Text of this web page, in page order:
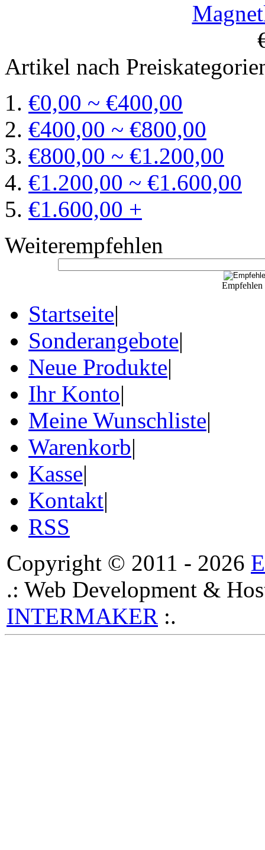
Artikel nach
€0,00 ~ €400,00
€400,00 ~ €800,00
€800,00 ~ €1.200,00
€1.200,00 ~ €1.600,00
€1.600,00 +
Weiterempfehlen
Empfehlen
Startseite|
Sonderangebote|
Neue Produkte|
Ihr Konto|
Meine Wunschliste|
Warenkorb|
Kasse|
Kontakt|
RSS
Copyright © 2011 - 2026
.: Web Development &
INTERMAKER :.